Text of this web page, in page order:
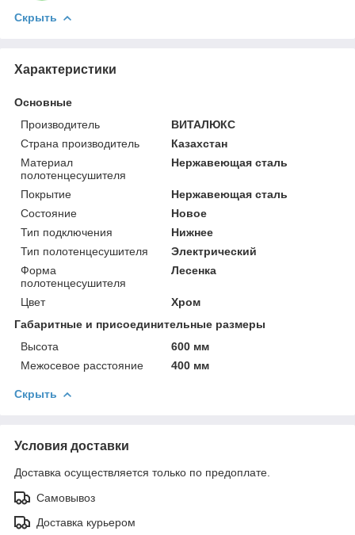
Скрыть
Характеристики
Основные
Производитель
ВИТАЛЮКС
Страна производитель
Казахстан
Материал
полотенцесушителя
Нержавеющая сталь
Покрытие
Нержавеющая сталь
Состояние
Новое
Тип подключения
Нижнее
Тип полотенцесушителя
Электрический
Форма
полотенцесушителя
Лесенка
Цвет
Хром
Габаритные и присоединительные размеры
Высота
600 мм
Межосевое расстояние
400 мм
Скрыть
Условия доставки
Доставка осуществляется только по предоплате.
Самовывоз
Доставка курьером